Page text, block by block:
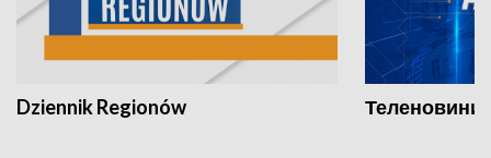
Dziennik Regionów Теленовини